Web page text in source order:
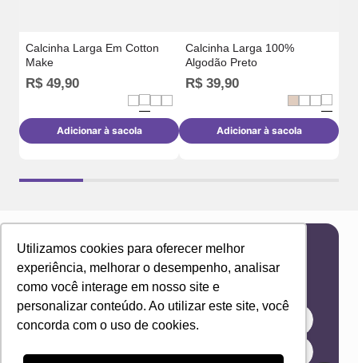
Utilizamos cookies para oferecer melhor
experiência, melhorar o desempenho, analisar
como você interage em nosso site e
personalizar conteúdo. Ao utilizar este site, você
concorda com o uso de cookies.
Calcinha Larga Em Cotton
Make
R$ 49,90
Adicionar à sacola
Calcinha Larga 100%
Algodão Preto
R$ 39,90
Adicionar à sacola
Newsletter
Receba novidades e ofertas exclusivas em seu